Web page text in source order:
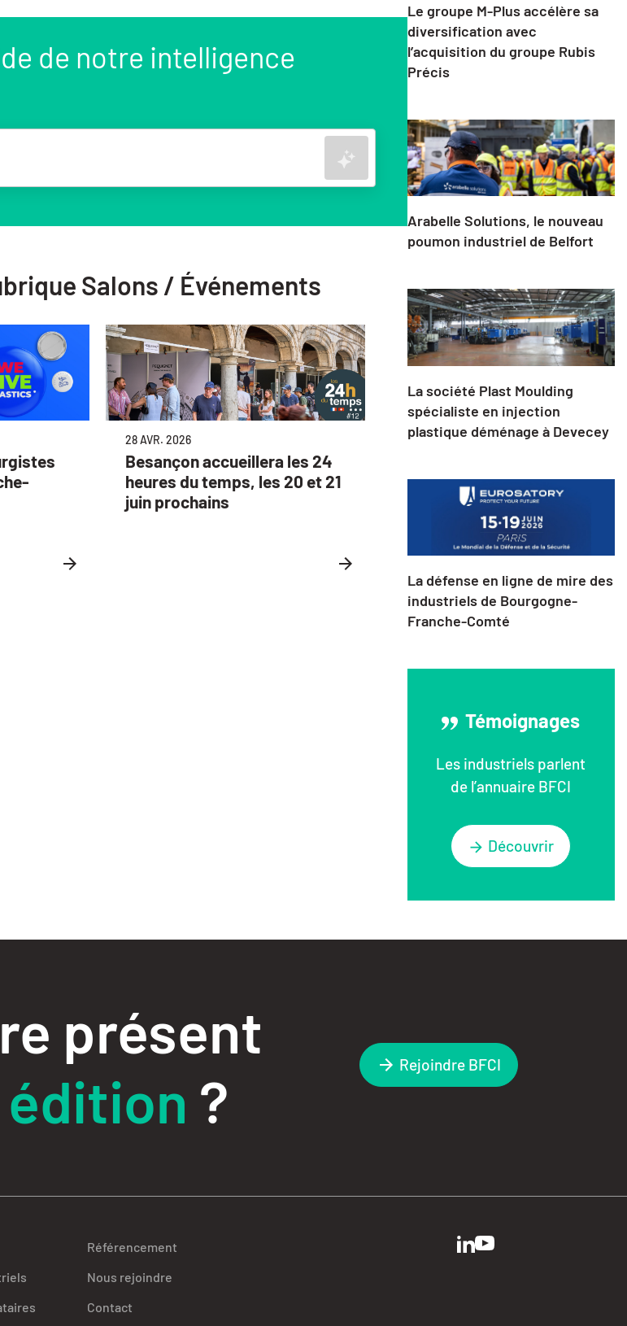
de notre intelligence
Rechercher
Salons / Événements
28 AVR. 2026
Besançon accueillera les 24
heures du temps, les 20 et 21
juin prochains
Le groupe M-Plus accélère sa
diversification avec
l’acquisition du groupe Rubis
Précis
Arabelle Solutions, le nouveau
poumon industriel de Belfort
La société Plast Moulding
spécialiste en injection
plastique déménage à Devecey
La défense en ligne de mire des
industriels de Bourgogne-
Franche-Comté
Témoignages
Les industriels parlent
de l’annuaire BFCI
Découvrir
présent
?
Rejoindre BFCI
Référencement
Nous rejoindre
Contact